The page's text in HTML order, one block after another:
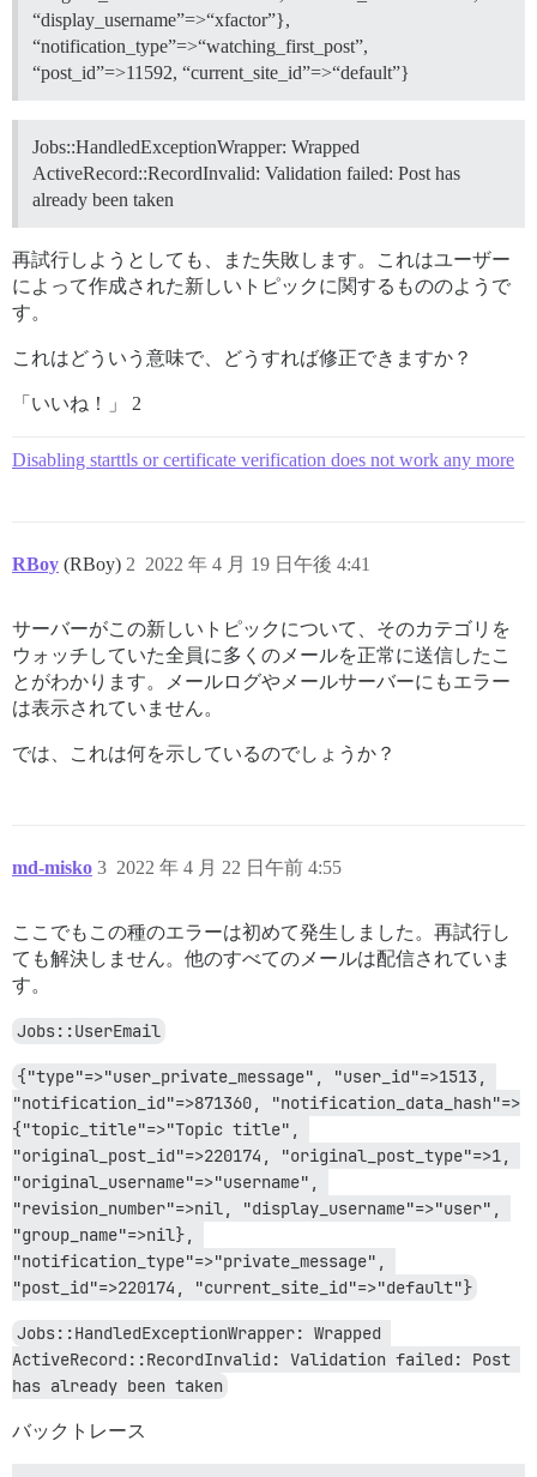
“display_username”=>“xfactor”},
“notification_type”=>“watching_first_post”,
“post_id”=>11592, “current_site_id”=>“default”}
Jobs::HandledExceptionWrapper: Wrapped
ActiveRecord::RecordInvalid: Validation failed: Post has
already been taken
再試行しようとしても、また失敗します。これはユーザー
によって作成された新しいトピックに関するもののようで
す。
これはどういう意味で、どうすれば修正できますか？
「いいね！」 2
Disabling starttls or certificate verification does not work any more
RBoy (RBoy) 2022 年 4 月 19 日午後 4:41
2
サーバーがこの新しいトピックについて、そのカテゴリを
ウォッチしていた全員に多くのメールを正常に送信したこ
とがわかります。メールログやメールサーバーにもエラー
は表示されていません。
では、これは何を示しているのでしょうか？
md-misko 2022 年 4 月 22 日午前 4:55
3
ここでもこの種のエラーは初めて発生しました。再試行し
ても解決しません。他のすべてのメールは配信されていま
す。
Jobs::UserEmail
{"type"=>"user_private_message", "user_id"=>1513,
"notification_id"=>871360, "notification_data_hash"=>
{"topic_title"=>"Topic title",
"original_post_id"=>220174, "original_post_type"=>1,
"original_username"=>"username",
"revision_number"=>nil, "display_username"=>"user",
"group_name"=>nil},
"notification_type"=>"private_message",
"post_id"=>220174, "current_site_id"=>"default"}
Jobs::HandledExceptionWrapper: Wrapped
ActiveRecord::RecordInvalid: Validation failed: Post
has already been taken
バックトレース